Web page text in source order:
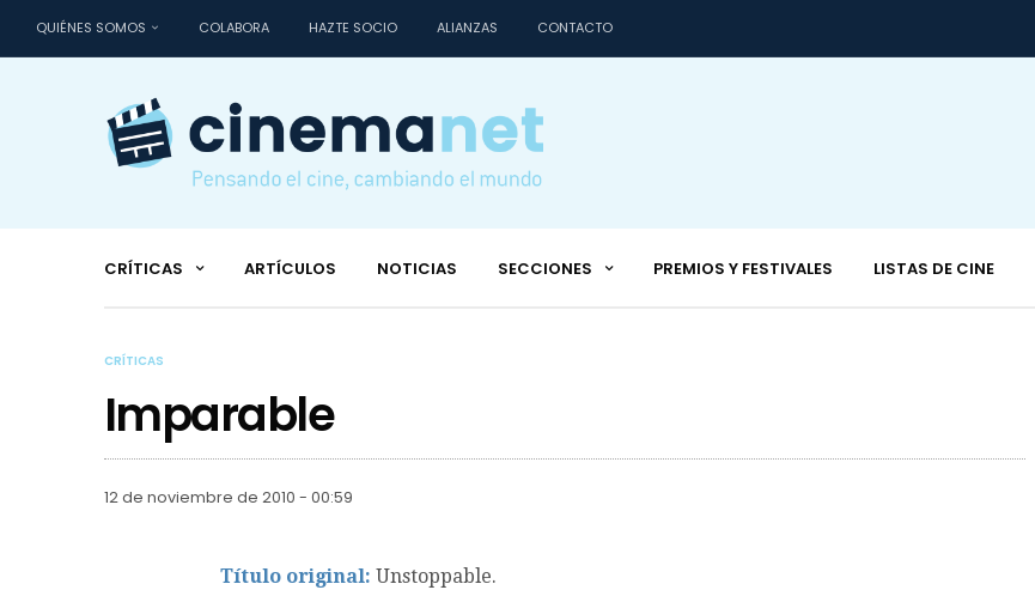
QUIÉNES SOMOS COLABORA HAZTE SOCIO ALIANZAS CONTACTO
CRÍTICAS ARTÍCULOS NOTICIAS SECCIONES PREMIOS Y FESTIVALES LISTAS DE CINE
CRÍTICAS
Imparable
12 de noviembre de 2010 - 00:59
Título original: Unstoppable.